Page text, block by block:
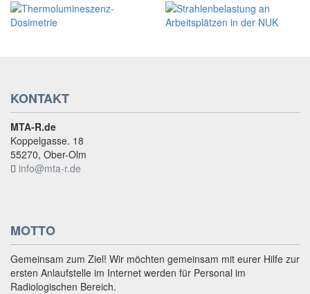
KONTAKT
MTA-R.de
Koppelgasse. 18
55270, Ober-Olm
info@mta-r.de
MOTTO
Gemeinsam zum Ziel! Wir möchten gemeinsam mit eurer Hilfe zur
ersten Anlaufstelle im Internet werden für Personal im
Radiologischen Bereich.